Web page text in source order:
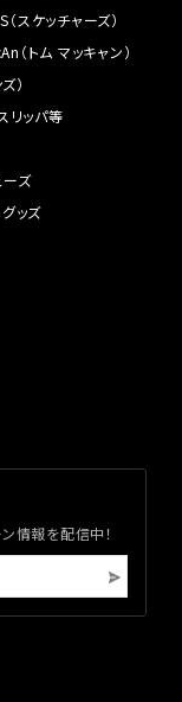
スケッチャーズ）
（トム マッキャン）
）
リッパ等
ズ
ッズ
情報を配信中！